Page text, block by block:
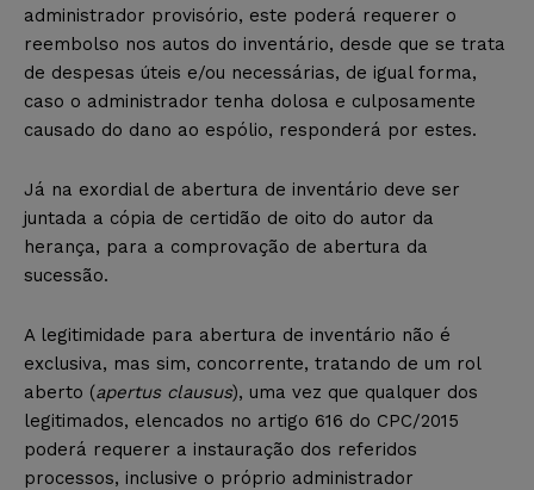
administrador provisório, este poderá requerer o
reembolso nos autos do inventário, desde que se trata
de despesas úteis e/ou necessárias, de igual forma,
caso o administrador tenha dolosa e culposamente
causado do dano ao espólio, responderá por estes.
Já na exordial de abertura de inventário deve ser
juntada a cópia de certidão de oito do autor da
herança, para a comprovação de abertura da
sucessão.
A legitimidade para abertura de inventário não é
exclusiva, mas sim, concorrente, tratando de um rol
aberto (apertus clausus), uma vez que qualquer dos
legitimados, elencados no artigo 616 do CPC/2015
poderá requerer a instauração dos referidos
processos, inclusive o próprio administrador